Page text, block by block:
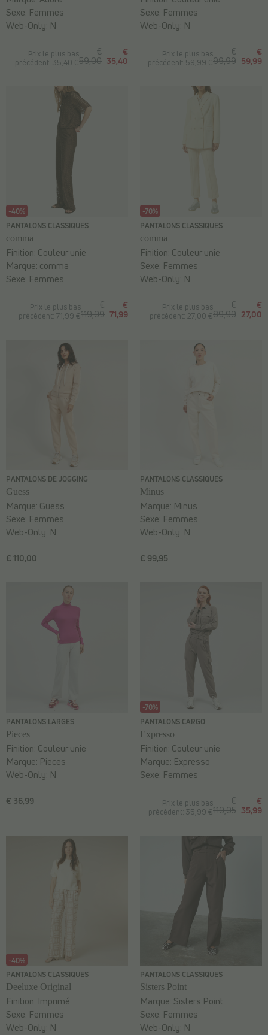
Prix le plus bas
précédent: 35,40 €
€
59,00
€
35,40
Sexe: Femmes
Web-Only: N
Prix le plus bas
précédent: 59,99 €
€
99,99
€
59,99
Sexe: Femmes
Web-Only: N
-40%
PANTALONS CLASSIQUES
comma
Prix le plus bas
précédent: 71,99 €
€
119,99
€
71,99
Finition: Couleur unie
Marque: comma
Sexe: Femmes
-70%
PANTALONS CLASSIQUES
comma
Prix le plus bas
précédent: 27,00 €
€
89,99
€
27,00
Finition: Couleur unie
Sexe: Femmes
Web-Only: N
PANTALONS DE JOGGING
Guess
€ 110,00
Marque: Guess
Sexe: Femmes
Web-Only: N
PANTALONS CLASSIQUES
Minus
€ 99,95
Marque: Minus
Sexe: Femmes
Web-Only: N
PANTALONS LARGES
Pieces
€ 36,99
Finition: Couleur unie
Marque: Pieces
Web-Only: N
-70%
PANTALONS CARGO
Expresso
Prix le plus bas
précédent: 35,99 €
€
119,95
€
35,99
Finition: Couleur unie
Marque: Expresso
Sexe: Femmes
-40%
PANTALONS CLASSIQUES
Deeluxe Original
Finition: Imprimé
Sexe: Femmes
Web-Only: N
PANTALONS CLASSIQUES
Sisters Point
Marque: Sisters Point
Sexe: Femmes
Web-Only: N